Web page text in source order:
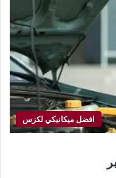
افضل ميكانيكي لكزس